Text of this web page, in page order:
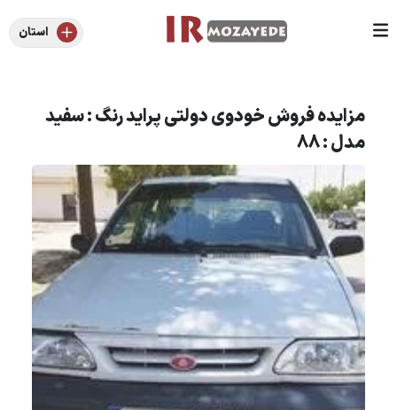
استان
مزایده فروش خودوی دولتی پراید رنگ : سفید
مدل : 88